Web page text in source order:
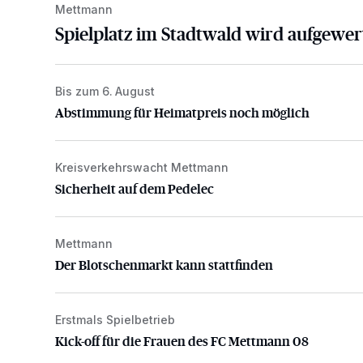
Mettmann
Spielplatz im Stadtwald wird
Abstimmung für Heimatpreis noch möglich
Bis zum 6. August
Abstimmung für Heimatpreis noch möglich
Sicherheit auf dem Pedelec
Kreisverkehrswacht Mettmann
Sicherheit auf dem Pedelec
Der Blotschenmarkt kann stattfinden
Mettmann
Der Blotschenmarkt kann stattfinden
Kick-off für die Frauen des FC Mettmann 08
Erstmals Spielbetrieb
Kick-off für die Frauen des FC Mettmann 08